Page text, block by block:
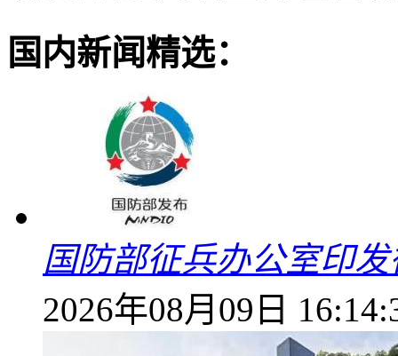
国内新闻精选：
国防部征兵办公室印
2026年08月09日